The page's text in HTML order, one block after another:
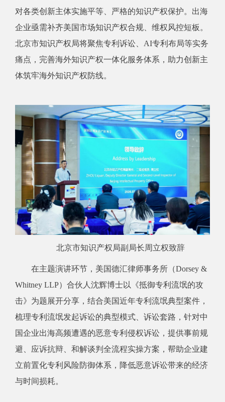
对各类创新主体实施平等、严格的知识产权保护。出海
企业亟需补齐美国市场知识产权合规、维权风控短板。
北京市知识产权局将聚焦专利诉讼、AI专利布局等实务
痛点，完善海外知识产权一体化服务体系，助力创新主
体筑牢海外知识产权防线。
北京市知识产权局副局长周立权致辞
在主题演讲环节，美国德汇律师事务所（Dorsey &
Whitney LLP）合伙人沈辉博士以《抵御专利流氓的攻
击》为题展开分享，结合美国近年专利流氓典型案件，
梳理专利流氓发起诉讼的典型模式、诉讼套路，针对中
国企业出海高频遭遇的恶意专利侵权诉讼，提供事前规
避、应诉抗辩、和解谈判全流程实操方案，帮助企业建
立前置化专利风险防御体系，降低恶意诉讼带来的经济
与时间损耗。